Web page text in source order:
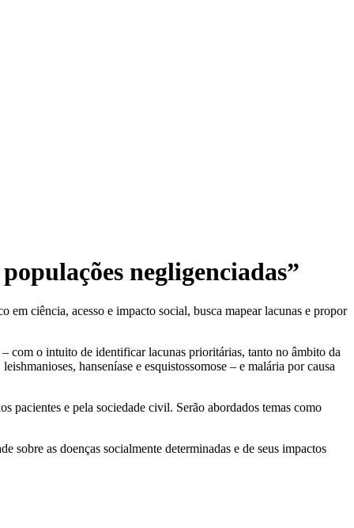
negligenciadas”
ciência, acesso e impacto social, busca mapear lacunas e propor
com o intuito de identificar lacunas prioritárias, tanto no âmbito da
hanseníase e esquistossomose – e malária por causa
pacientes e pela sociedade civil. Serão abordados temas como
as doenças socialmente determinadas e de seus impactos